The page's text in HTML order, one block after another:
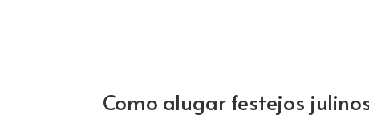
Como alugar festejos